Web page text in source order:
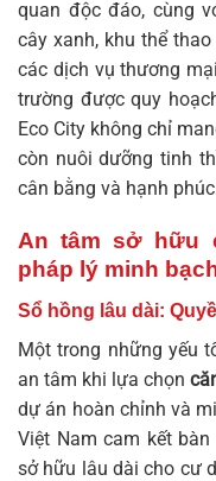
quan độc đáo, cùng
cây xanh, khu thể
các dịch vụ thương
trường được quy
Eco City không chỉ
còn nuôi dưỡng tinh
cân bằng và hạnh
An tâm sở hữu
pháp lý minh
Sổ hồng lâu dài:
Một trong những yếu
an tâm khi lựa chọn
dự án hoàn chỉnh và
Việt Nam cam kết
sở hữu lâu dài cho cư